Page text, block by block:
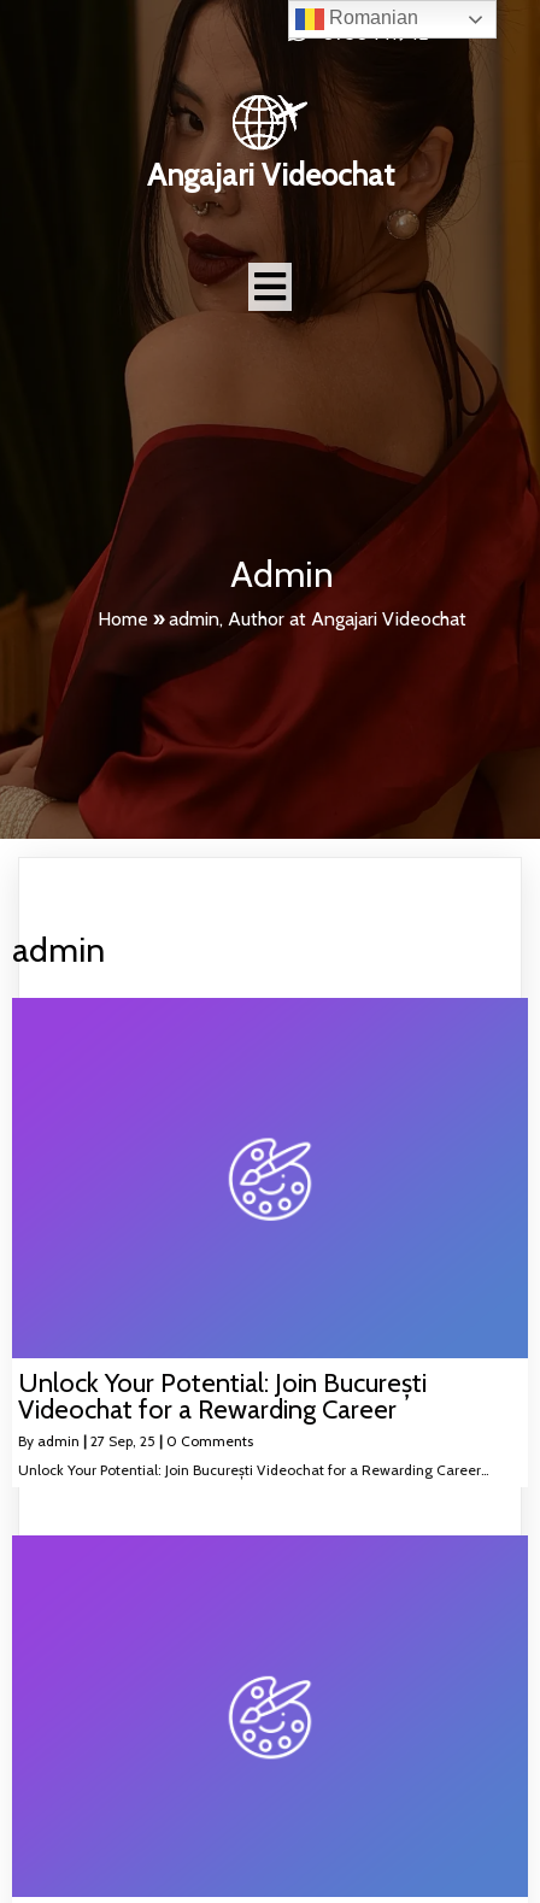
0750441942
Angajari Videochat
Admin
Home »admin, Author at Angajari Videochat
admin
Unlock Your Potential: Join București
Videochat for a Rewarding Career
By admin | 27 Sep, 25 | 0 Comments
Unlock Your Potential: Join București Videochat for a Rewarding Career…
Romanian